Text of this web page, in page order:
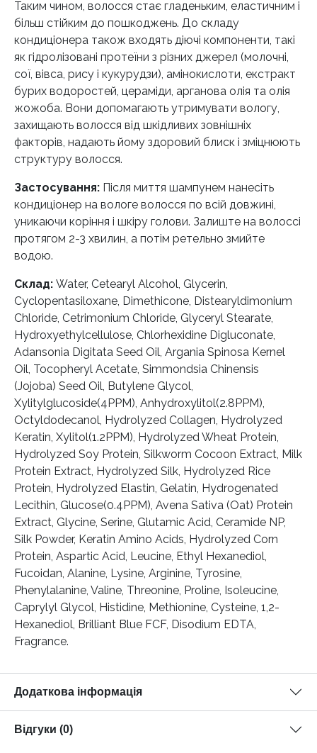
Таким чином, волосся стає гладеньким, еластичним і
більш стійким до пошкоджень. До складу
кондиціонера також входять діючі компоненти, такі
як гідролізовані протеїни з різних джерел (молочні,
сої, вівса, рису і кукурудзи), амінокислоти, екстракт
бурих водоростей, цераміди, арганова олія та олія
жожоба. Вони допомагають утримувати вологу,
захищають волосся від шкідливих зовнішніх
факторів, надають йому здоровий блиск і зміцнюють
структуру волосся.
Застосування: Після миття шампунем нанесіть
кондиціонер на вологе волосся по всій довжині,
уникаючи коріння і шкіру голови. Залиште на волоссі
протягом 2-3 хвилин, а потім ретельно змийте
водою.
Склад: Water, Cetearyl Alcohol, Glycerin,
Cyclopentasiloxane, Dimethicone, Distearyldimonium
Chloride, Cetrimonium Chloride, Glyceryl Stearate,
Hydroxyethylcellulose, Chlorhexidine Digluconate,
Adansonia Digitata Seed Oil, Argania Spinosa Kernel
Oil, Tocopheryl Acetate, Simmondsia Chinensis
(Jojoba) Seed Oil, Butylene Glycol,
Xylitylglucoside(4PPM), Anhydroxylitol(2.8PPM),
Octyldodecanol, Hydrolyzed Collagen, Hydrolyzed
Keratin, Xylitol(1.2PPM), Hydrolyzed Wheat Protein,
Hydrolyzed Soy Protein, Silkworm Cocoon Extract, Milk
Protein Extract, Hydrolyzed Silk, Hydrolyzed Rice
Protein, Hydrolyzed Elastin, Gelatin, Hydrogenated
Lecithin, Glucose(0.4PPM), Avena Sativa (Oat) Protein
Extract, Glycine, Serine, Glutamic Acid, Ceramide NP,
Silk Powder, Keratin Amino Acids, Hydrolyzed Corn
Protein, Aspartic Acid, Leucine, Ethyl Hexanediol,
Fucoidan, Alanine, Lysine, Arginine, Tyrosine,
Phenylalanine, Valine, Threonine, Proline, Isoleucine,
Caprylyl Glycol, Histidine, Methionine, Cysteine, 1,2-
Hexanediol, Brilliant Blue FCF, Disodium EDTA,
Fragrance.
Додаткова інформація
Відгуки (0)